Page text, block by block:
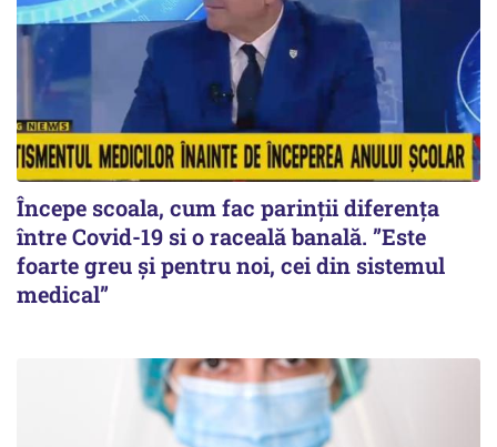
Începe scoala, cum fac parinții diferența
între Covid-19 si o raceală banală. ”Este
foarte greu și pentru noi, cei din sistemul
medical”